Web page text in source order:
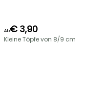
Ab€ 3,90
Kleine Töpfe von 8/9 cm